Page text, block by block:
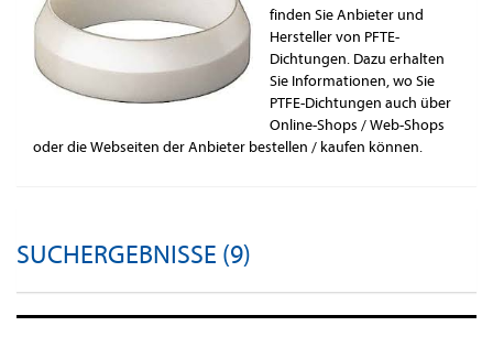
finden Sie Anbieter und
Hersteller von PFTE-
Dichtungen. Dazu erhalten
Sie Informationen, wo Sie
PTFE-Dichtungen auch über
Online-Shops / Web-Shops
oder die Webseiten der Anbieter bestellen / kaufen können.
SUCHERGEBNISSE (9)